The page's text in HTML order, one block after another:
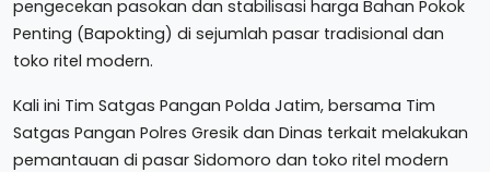
pengecekan pasokan dan stabilisasi harga Bahan Pokok
Penting (Bapokting) di sejumlah pasar tradisional dan
toko ritel modern.
Kali ini Tim Satgas Pangan Polda Jatim, bersama Tim
Satgas Pangan Polres Gresik dan Dinas terkait melakukan
pemantauan di pasar Sidomoro dan toko ritel modern